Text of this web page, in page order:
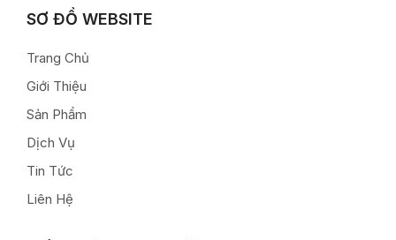
SƠ ĐỒ WEBSITE
Trang Chủ
Giới Thiệu
Sản Phẩm
Dịch Vụ
Tin Tức
Liên Hệ